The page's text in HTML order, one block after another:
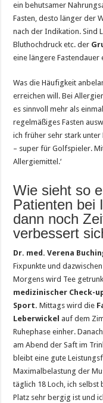
ein behutsamer
Fasten, desto länger der
nach der Indikation. Sind
Bluthochdruck etc. der
eine längere Fastendauer
Was die Häufigkeit
erreichen will. Bei
es sinnvoll mehr als
regelmäßiges Fasten
ich früher sehr stark
– super für Golfspieler.
Allergiemittel.‘
Wie sieht so
Patienten bei
dann noch
verbessert
Dr. med. Verena
Fixpunkte und
Morgens wird Tee
medizinischer Check-
Sport. Mittags wird die
Leberwickel auf dem
Ruhephase einher.
am Abend der Saft im
bleibt eine gute
Maximalbelastung der
täglich 18 Loch, ich
Platz sehr bergig ist und